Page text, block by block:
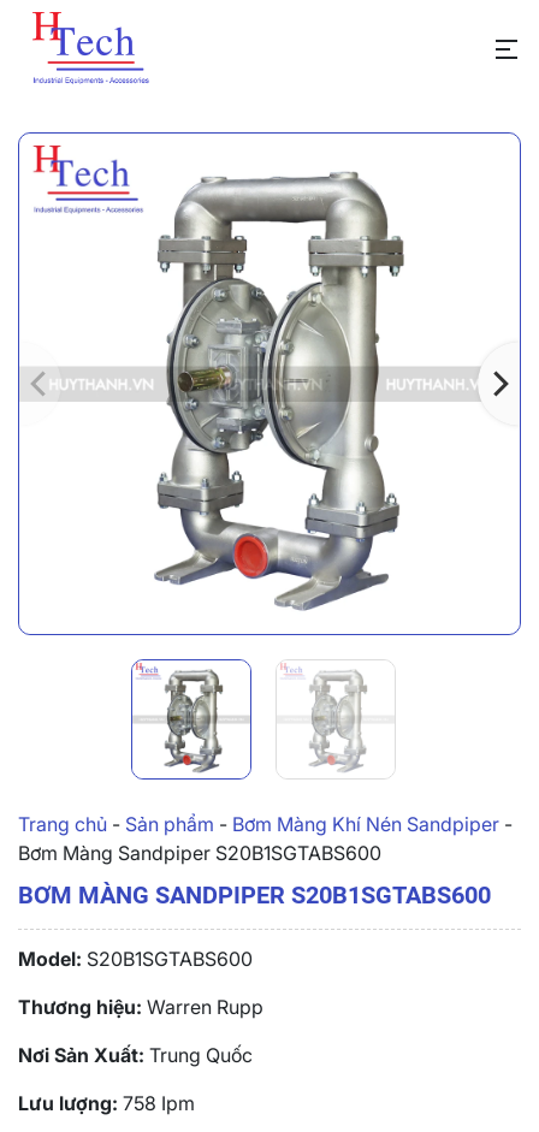
Trang chủ - Sản phẩm - Bơm Màng Khí Nén Sandpiper -
Bơm Màng Sandpiper S20B1SGTABS600
BƠM MÀNG SANDPIPER S20B1SGTABS600
Model: S20B1SGTABS600
Thương hiệu: Warren Rupp
Nơi Sản Xuất: Trung Quốc
Lưu lượng: 758 Ipm